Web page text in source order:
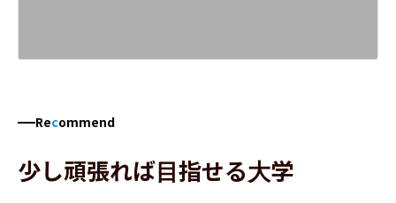
Recommend
少し頑張れば目指せる大学